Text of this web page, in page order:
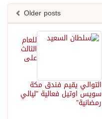
Older posts
للعام
الثالث
على
التوالي يقيم فندق مكة
سويس اوتيل فعالية "ليالي
رمضانية"